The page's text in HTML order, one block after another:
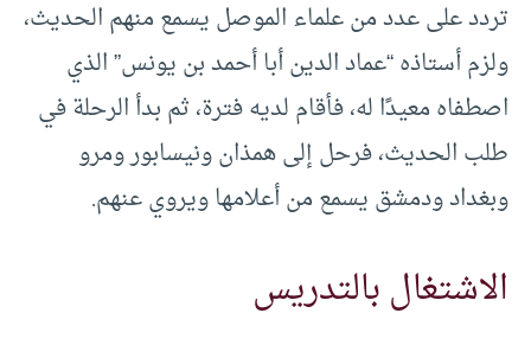
تردد على عدد من علماء الموصل يسمع منهم الحديث،
ولزم أستاذه “عماد الدين أبا أحمد بن يونس” الذي
اصطفاه معيدًا له، فأقام لديه فترة، ثم بدأ الرحلة في
طلب الحديث، فرحل إلى همذان ونيسابور ومرو
وبغداد ودمشق يسمع من أعلامها ويروي عنهم.
الاشتغال بالتدريس